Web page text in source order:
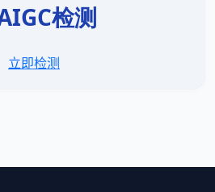
立即检测